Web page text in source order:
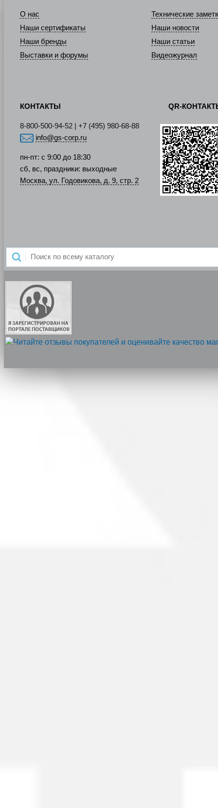
О нас
Наши сертификаты
Наши бренды
Выставки и форумы
Технические
Наши новости
Наши статьи
Видеожурнал
КОНТАКТЫ
8-800-500-94-52 | +7 (495) 980-68-88
info@gs-corp.ru
пн-пт: с 9:00 до 18:30
сб, вс, праздники: выходные
Москва, ул. Годовикова, д. 9, стр. 2
QR-